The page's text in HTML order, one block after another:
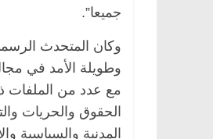
جميعا”.
وكان المتحدث الرسمي
وطويلة الأمد في
مع عدد من الملفات
الحقوق والحريات
المدنية والسياسية